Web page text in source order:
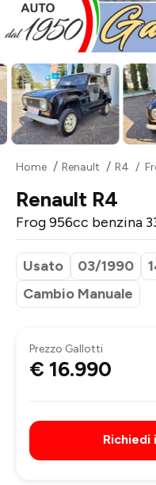
Home Renault R4
Renault R4
Frog 956cc benzina
Usato 03/1990
Cambio Manuale
Prezzo Gallotti
€ 16.990
Richiedi